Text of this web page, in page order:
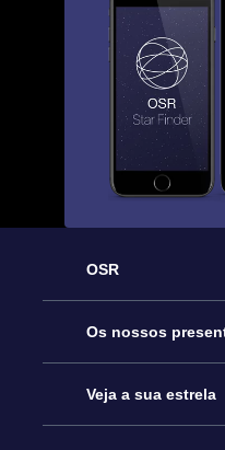
OSR
Serviço
Contactos
Os nossos
Prenda Star Online
Veja a sua estrela